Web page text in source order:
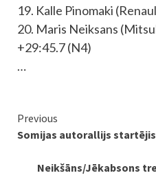
19. Kalle Pinomaki
20. Maris Neiksans
+29:45.7 (N4)
…
Continue
Reading
Previous
Somijas autorallijs startējis
Neikšāns/Jēkabsons